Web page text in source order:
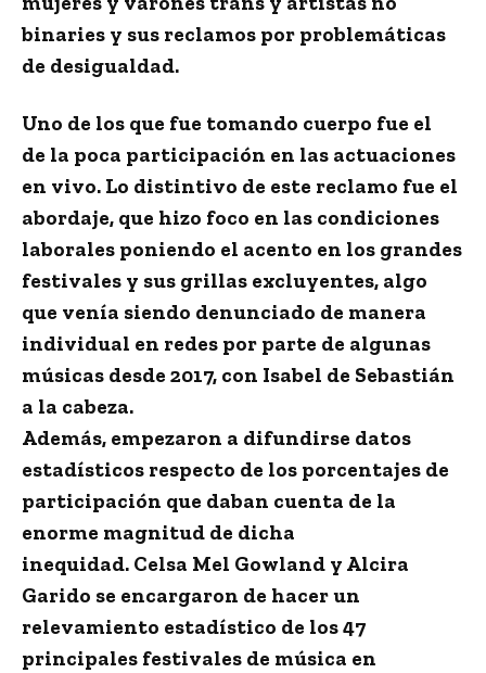
binaries y sus reclamos por problemáticas
de desigualdad.
Uno de los que fue tomando cuerpo fue el
de la poca participación en las actuaciones
en vivo. Lo distintivo de este reclamo fue el
abordaje, que hizo foco en las condiciones
laborales poniendo el acento en los grandes
festivales y sus grillas excluyentes, algo
que venía siendo denunciado de manera
individual en redes por parte de algunas
músicas desde 2017, con Isabel de Sebastián
a la cabeza.
Además, empezaron a difundirse datos
estadísticos respecto de los porcentajes de
participación que daban cuenta de la
enorme magnitud de dicha
inequidad. Celsa Mel Gowland y Alcira
Garido se encargaron de hacer un
relevamiento estadístico de los 47
principales festivales de música en